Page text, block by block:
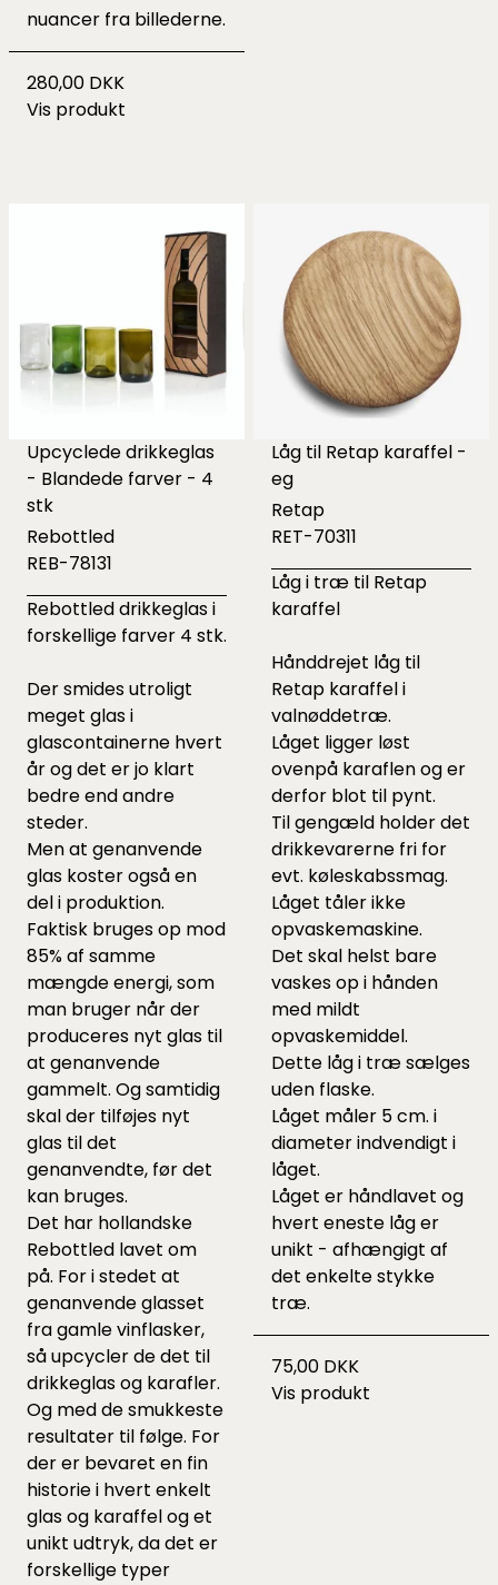
nuancer fra billederne.
280,00 DKK
Vis produkt
Upcyclede drikkeglas
- Blandede farver - 4
stk
Rebottled
REB-78131
Rebottled drikkeglas i
forskellige farver 4 stk.
Der smides utroligt
meget glas i
glascontainerne hvert
år og det er jo klart
bedre end andre
steder.
Men at genanvende
glas koster også en
del i produktion.
Faktisk bruges op mod
85% af samme
mængde energi, som
man bruger når der
produceres nyt glas til
at genanvende
gammelt. Og samtidig
skal der tilføjes nyt
glas til det
genanvendte, før det
kan bruges.
Det har hollandske
Rebottled lavet om
på. For i stedet at
genanvende glasset
fra gamle vinflasker,
så upcycler de det til
drikkeglas og karafler.
Og med de smukkeste
resultater til følge. For
der er bevaret en fin
historie i hvert enkelt
glas og karaffel og et
unikt udtryk, da det er
forskellige typer
Låg til Retap karaffel -
eg
Retap
RET-70311
Låg i træ til Retap
karaffel
Hånddrejet låg til
Retap karaffel i
valnøddetræ.
Låget ligger løst
ovenpå karaflen og er
derfor blot til pynt.
Til gengæld holder det
drikkevarerne fri for
evt. køleskabssmag.
Låget tåler ikke
opvaskemaskine.
Det skal helst bare
vaskes op i hånden
med mildt
opvaskemiddel.
Dette låg i træ sælges
uden flaske.
Låget måler 5 cm. i
diameter indvendigt i
låget.
Låget er håndlavet og
hvert eneste låg er
unikt - afhængigt af
det enkelte stykke
træ.
75,00 DKK
Vis produkt